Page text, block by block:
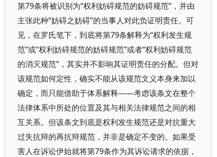
第79条将被识别为“权利妨碍规范的妨碍规范”，并由
主张此种“妨碍之妨碍”的当事人对此负证明责任。可
见，在罗氏笔下，到底将第79条解释为“权利发生规
范”或“权利妨碍规范的妨碍规范”或者“权利妨碍规范
的消灭规范”，其实并不影响其证明责任的分配。但对
该规范如何定性，确实不能从该规范文义本身来加以
确定，而只能借助于体系解释——考虑该条文在整个
法律体系中所处的位置及其与相关法律规范之间的相
互关系。但该条文到底是权利发生规范还是对抗重大
过失抗辩的再抗辩规范，并非是确定不变的。如果受
害人在诉讼伊始就将第79条作为其诉讼请求的依据，